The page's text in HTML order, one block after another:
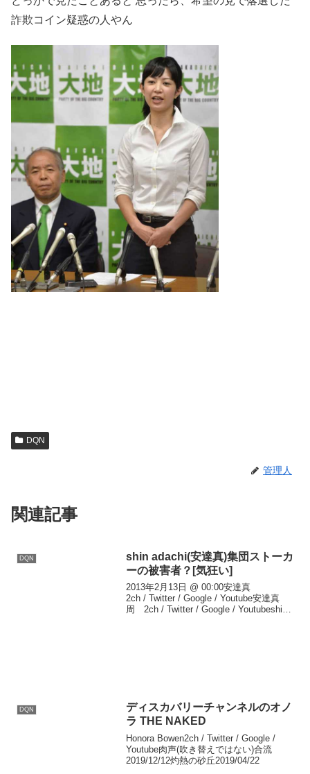
詐欺コイン疑惑の人やん
DQN
管理人
関連記事
DQN
shin adachi(安達真)集団ストーカ
ーの被害者？[気狂い]
2013年2月13日 @ 00:00安達真
2ch / Twitter / Google / Youtube安達真
周 2ch / Twitter / Google / Youtubeshin
DQN
ディスカバリーチャンネルのオノ
ラ THE NAKED
Honora Bowen2ch / Twitter / Google /
Youtube肉声(吹き替えではない)合流
2019/12/12灼熱の砂丘2019/04/22